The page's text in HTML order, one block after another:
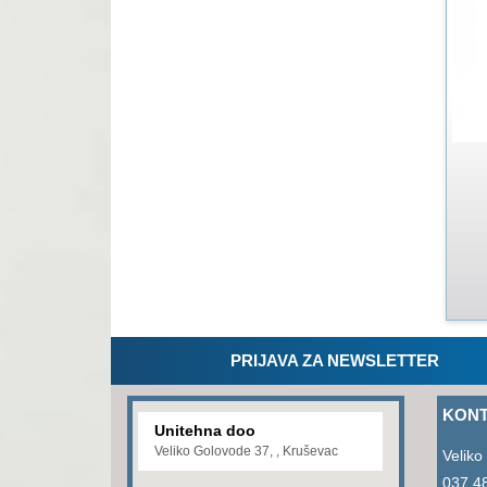
PRIJAVA ZA NEWSLETTER
Unitehna doo
Veliko Golovode 37, , Kruševac
037